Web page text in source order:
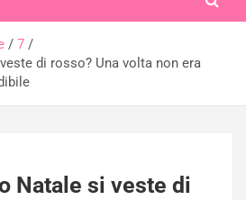
7
di rosso? Una volta non era
Natale si veste di